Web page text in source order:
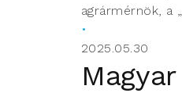
agrármérnök, a
2025.05.30